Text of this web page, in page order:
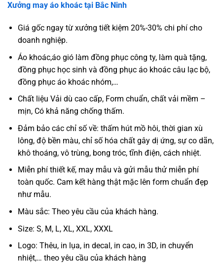
Xưởng may áo khoác tại Bắc Ninh
Giá gốc ngay từ xưởng tiết kiệm 20%-30% chi phí cho
doanh nghiệp.
Áo khoác,áo gió làm đồng phục công ty, làm quà tặng,
đồng phục học sinh và đồng phục áo khoác câu lạc bộ,
đồng phục áo khoác nhóm,…
Chất liệu Vải dù cao cấp, Form chuẩn, chất vải mềm –
mịn, Có khả năng chống thấm.
Đảm bảo các chỉ số về: thấm hút mồ hôi, thời gian xù
lông, độ bền màu, chỉ số hóa chất gây dị ứng, sự co dãn,
khô thoáng, vô trùng, bong tróc, tĩnh điện, cách nhiệt.
Miễn phí thiết kế, may mẫu và gửi mẫu thử miễn phí
toàn quốc. Cam kết hàng thật mặc lên form chuẩn đẹp
như mẫu.
Màu sắc: Theo yêu cầu của khách hàng.
Size: S, M, L, XL, XXL, XXXL
Logo: Thêu, in lụa, in decal, in cao, in 3D, in chuyển
nhiệt,… theo yêu cầu của khách hàng